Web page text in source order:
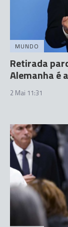
MUNDO
Retirada
Alemanha é
2 Mai 11:31